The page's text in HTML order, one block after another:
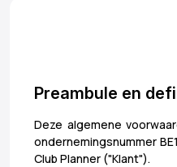
Preambule en
Deze algemene
ondernemingsnummer
Club Planner ("Klant").